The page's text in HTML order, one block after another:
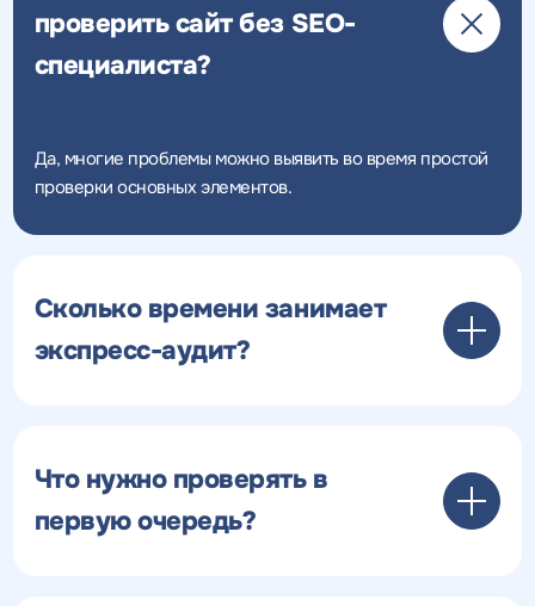
проверить сайт без SEO-
специалиста?
Да, многие проблемы можно выявить во время простой
проверки основных элементов.
Сколько времени занимает
экспресс-аудит?
Что нужно проверять в
первую очередь?